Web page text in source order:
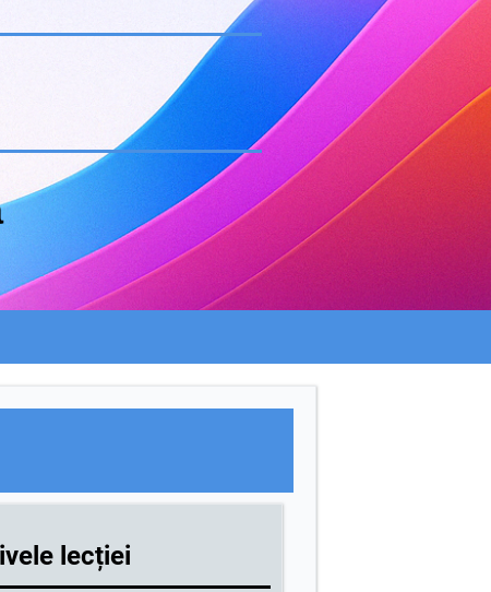
lecției